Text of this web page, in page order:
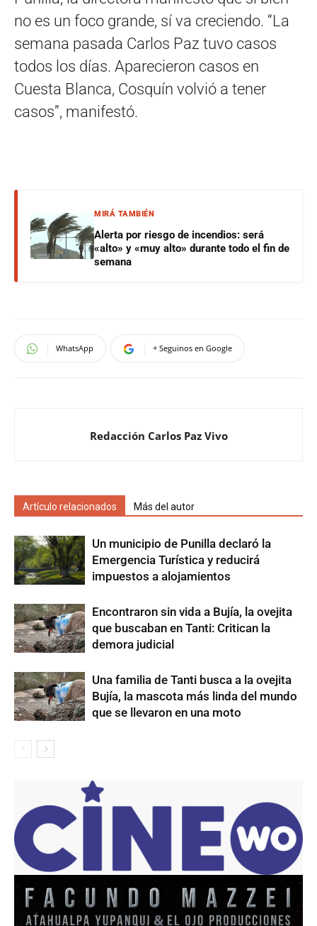
no es un foco grande, sí va creciendo. “La
semana pasada Carlos Paz tuvo casos
todos los días. Aparecieron casos en
Cuesta Blanca, Cosquín volvió a tener
casos”, manifestó.
MIRÁ TAMBIÉN
Alerta por riesgo de incendios: será
«alto» y «muy alto» durante todo el fin de
semana
WhatsApp + Seguinos en Google
Redacción Carlos Paz Vivo
Artículo relacionados Más del autor
Un municipio de Punilla declaró la
Emergencia Turística y reducirá
impuestos a alojamientos
Encontraron sin vida a Bujía, la ovejita
que buscaban en Tanti: Critican la
demora judicial
Una familia de Tanti busca a la ovejita
Bujía, la mascota más linda del mundo
que se llevaron en una moto